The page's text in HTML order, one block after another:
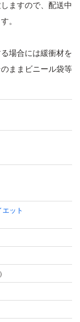
ますので、配送中
。
場合には緩衝材を
ままビニール袋等
さい。
対応致します。
応致しかねます。
前にお申し付けく
望をいただいても
い。
エット